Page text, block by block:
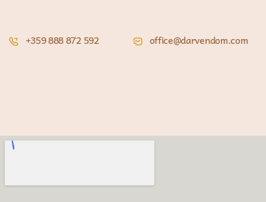
+359 888 872 592 office@darvendom.com